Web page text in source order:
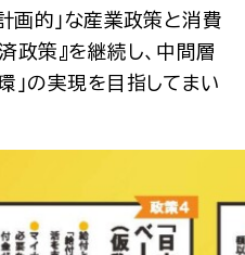
画的」な産業政策と消費
政策』を継続し、中間層
」の実現を目指してまい